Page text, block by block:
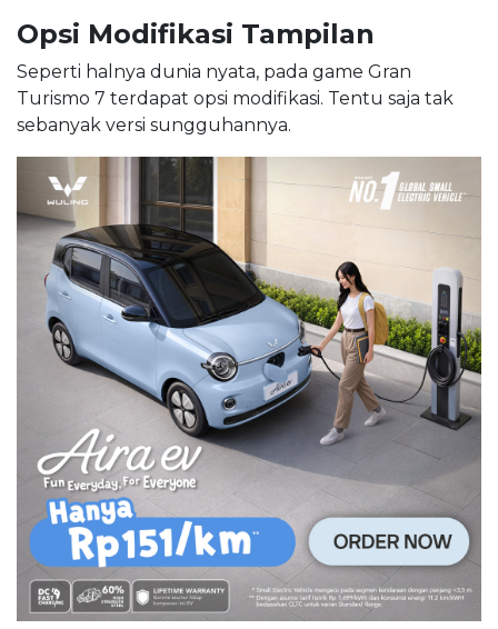
Opsi Modifikasi Tampilan
Seperti halnya dunia nyata, pada game Gran
Turismo 7 terdapat opsi modifikasi. Tentu saja tak
sebanyak versi sungguhannya.